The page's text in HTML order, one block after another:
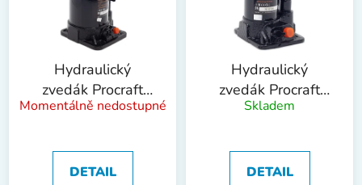
Hydraulický
zvedák Procraft
PJ16 | PJ16
Momentálně nedostupné
DETAIL
Hydraulický
zvedák Procraft
PJ2 | PJ2
Skladem
DETAIL